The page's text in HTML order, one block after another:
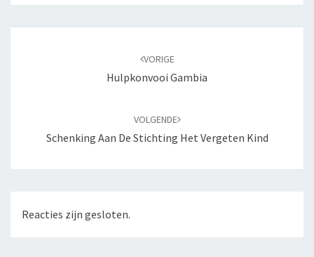
VORIGE
Hulpkonvooi Gambia
VOLGENDE
Schenking Aan De Stichting Het Vergeten Kind
Reacties zijn gesloten.